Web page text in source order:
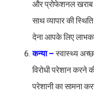
और प्रोफेशनल खराब
साथ व्यापार की
देना आपके लिए
कन्या – स्वास्थ्य
विरोधी परेशान करने
परेशानी का सामना